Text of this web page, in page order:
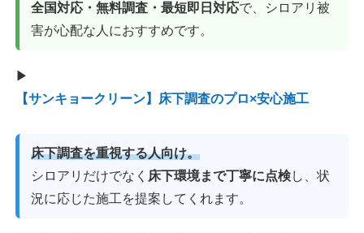
全国対応・無料調査・最短即日対応で、シロアリ被
害が心配な人におすすめです。
▶
【サンキョークリーン】床下調査のプロ×安心施工
床下調査を重視する人向け。
シロアリだけでなく 床下環境まで丁寧に点検し、状
況に応じた施工を提案してくれます。